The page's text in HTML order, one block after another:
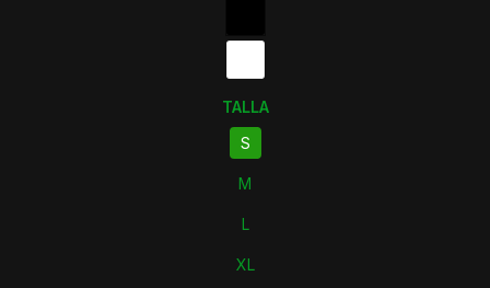
TALLA
S
M
L
XL